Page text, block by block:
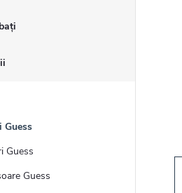
Guess
Guess
Guess